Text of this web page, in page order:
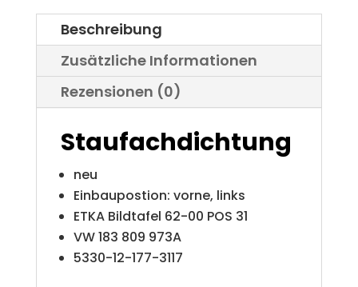
Menge
r
n
Beschreibung
Zusätzliche Informationen
Rezensionen (0)
Staufachdichtung
neu
Einbaupostion: vorne, links
ETKA Bildtafel 62-00 POS 31
VW 183 809 973A
5330-12-177-3117